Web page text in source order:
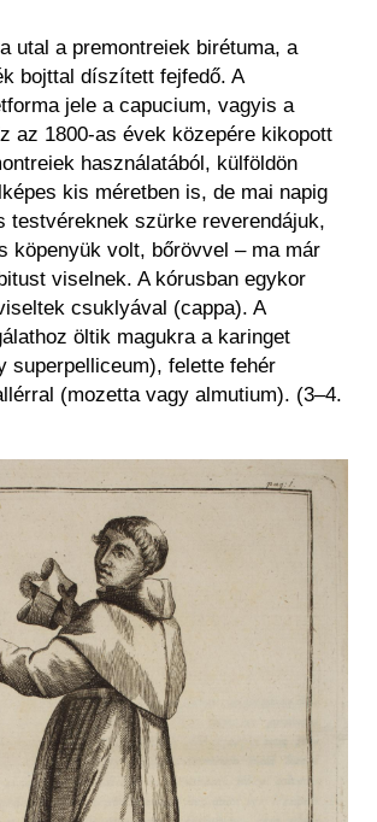
utal a premontreiek birétuma, a
bojttal díszített fejfedő. A
jele a capucium, vagyis a
az 1800-as évek közepére kikopott
használatából, külföldön
kis méretben is, de mai napig
testvéreknek szürke reverendájuk,
köpenyük volt, bőrövvel – ma már
viselnek. A kórusban egykor
csuklyával (cappa). A
öltik magukra a karinget
superpelliceum), felette fehér
(mozettavagy almutium). (3–4.